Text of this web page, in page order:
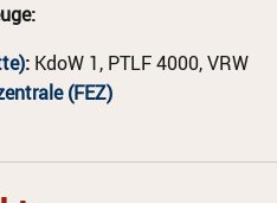
: KdoW 1, PTLF 4000, VRW
(FEZ)